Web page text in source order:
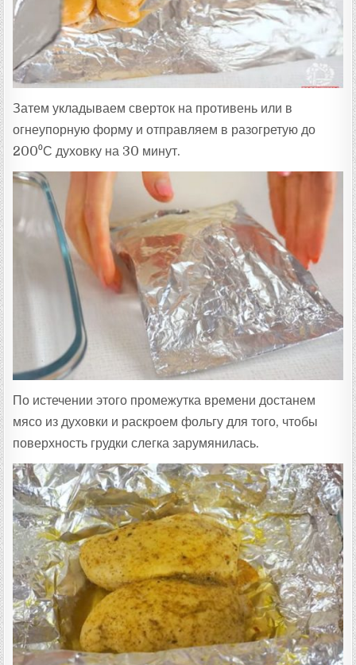
Затем укладываем сверток на противень или в
огнеупорную форму и отправляем в разогретую до
200⁰С духовку на 30 минут.
По истечении этого промежутка времени достанем
мясо из духовки и раскроем фольгу для того, чтобы
поверхность грудки слегка зарумянилась.